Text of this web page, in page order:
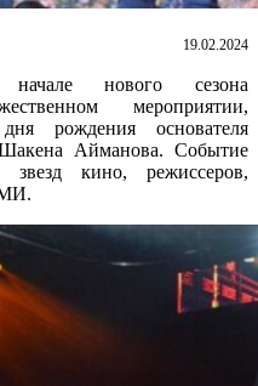
19.02.2024
нового сезона
мероприятии,
рождения основателя
Шакена Айманова. Событие
кино, режиссеров,